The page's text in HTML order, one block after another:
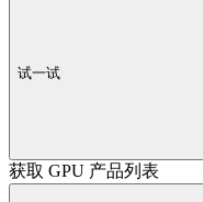
试一试
获取 GPU 产品列表